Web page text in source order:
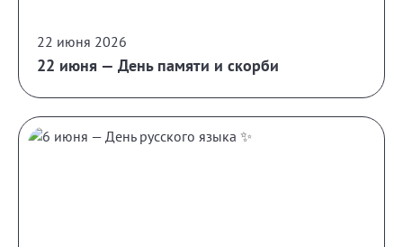
22 июня 2026
22 июня — День памяти и скорби